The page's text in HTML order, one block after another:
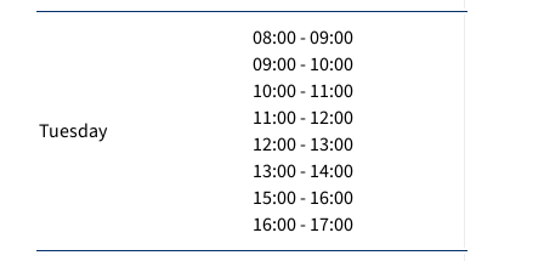
Tuesday
08:00 - 09:00
09:00 - 10:00
10:00 - 11:00
11:00 - 12:00
12:00 - 13:00
13:00 - 14:00
15:00 - 16:00
16:00 - 17:00